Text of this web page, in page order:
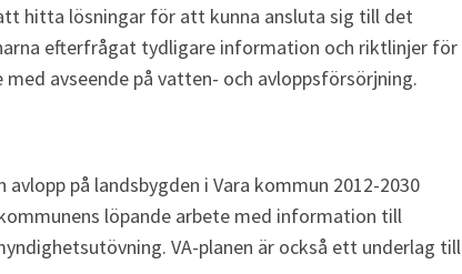
hitta lösningar för att kunna ansluta sig till det
efterfrågat tydligare information och riktlinjer för
avseende på vatten- och avloppsförsörjning.
på landsbygden i Vara kommun 2012-2030
löpande arbete med information till
VA-planen är också ett underlag till